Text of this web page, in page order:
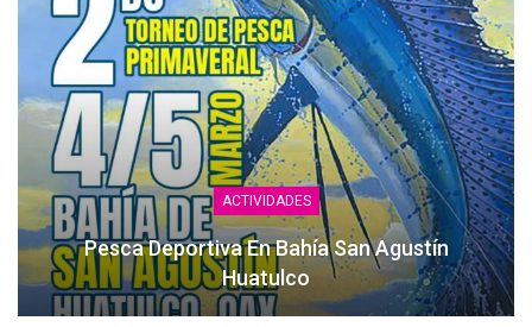
ACTIVIDADES
Pesca Deportiva En Bahía San Agustín
Huatulco